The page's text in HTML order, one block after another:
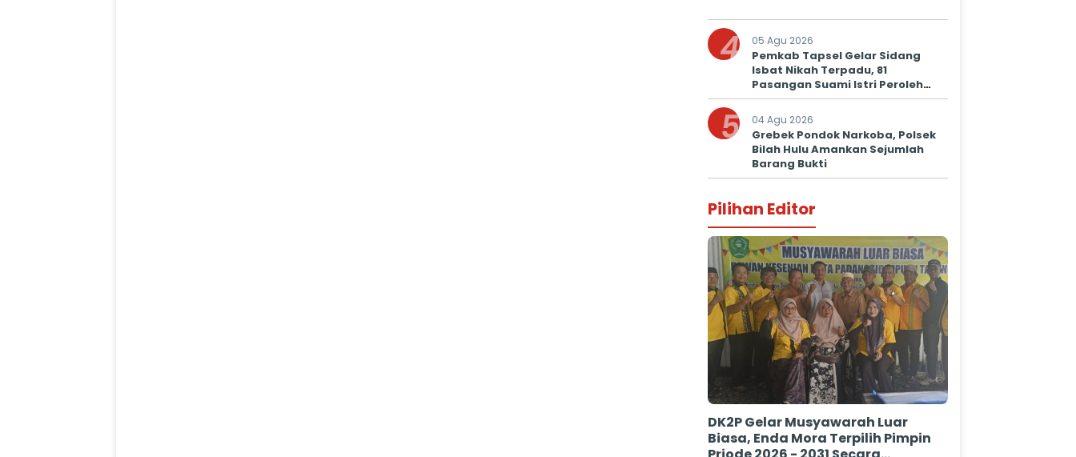
4 05 Agu 2026
Pemkab Tapsel Gelar Sidang
Isbat Nikah Terpadu, 81
Pasangan Suami Istri Peroleh
Kepastian Hukum
5 04 Agu 2026
Grebek Pondok Narkoba, Polsek
Bilah Hulu Amankan Sejumlah
Barang Bukti
Pilihan Editor
DK2P Gelar Musyawarah Luar
Biasa, Enda Mora Terpilih Pimpin